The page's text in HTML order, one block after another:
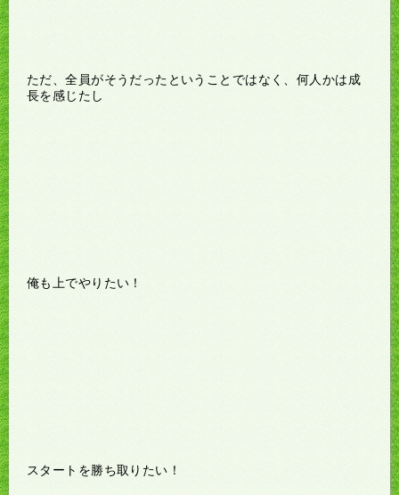
ただ、全員がそうだったということではなく、何人かは成
長を感じたし
俺も上でやりたい！
スタートを勝ち取りたい！